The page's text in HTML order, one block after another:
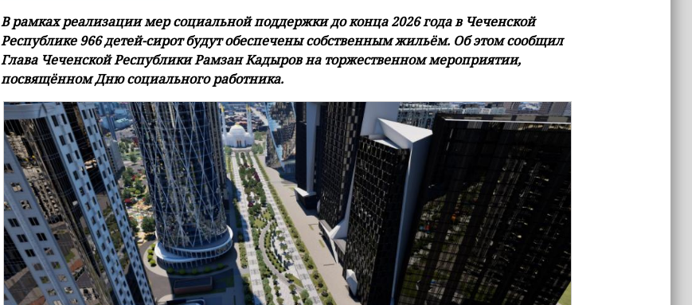
В рамках реализации мер социальной поддержки до конца 2026 года в Чеченской
Республике 966 детей-сирот будут обеспечены собственным жильём. Об этом сообщил
Глава Чеченской Республики Рамзан Кадыров на торжественном мероприятии,
посвящённом Дню социального работника.